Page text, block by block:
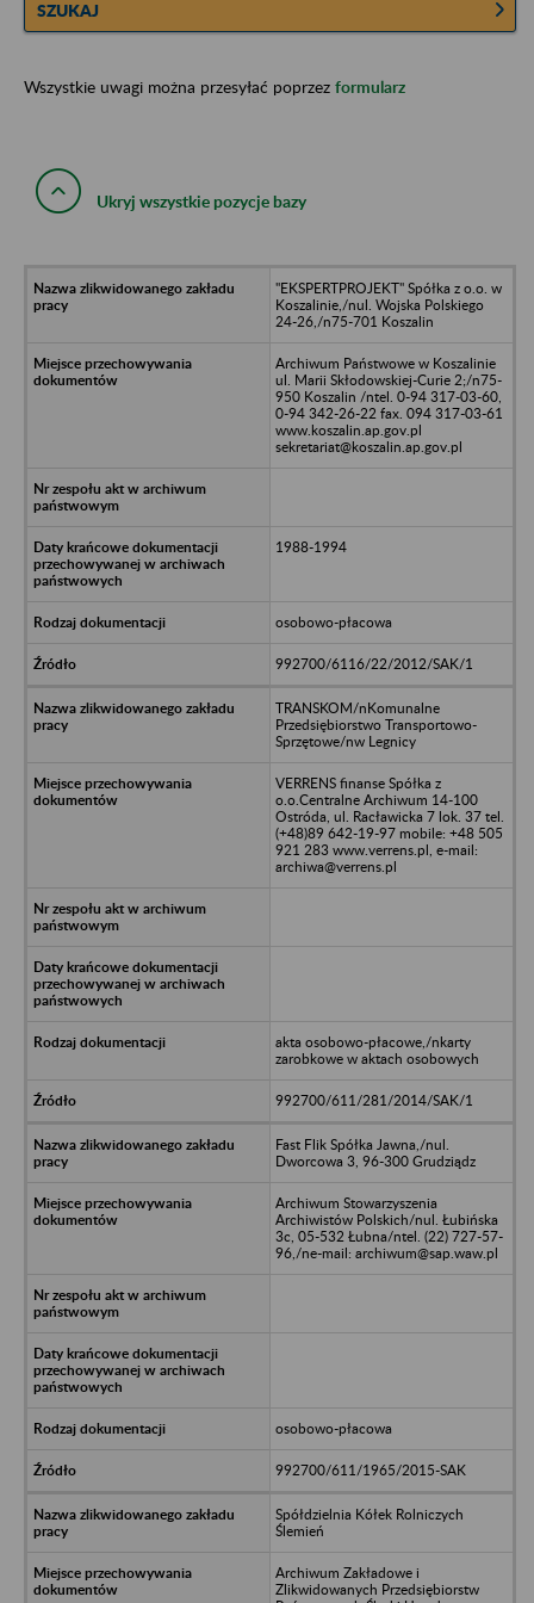
SZUKAJ
Wszystkie uwagi można przesyłać poprzez formularz
Ukryj wszystkie pozycje bazy
"EKSPERTPROJEKT" Spółka z o.o. w
Koszalinie,/nul. Wojska Polskiego
24-26,/n75-701 Koszalin
Archiwum Państwowe w Koszalinie
ul. Marii Skłodowskiej-Curie 2;/n75-
950 Koszalin /ntel. 0-94 317-03-60,
0-94 342-26-22 fax. 094 317-03-61
www.koszalin.ap.gov.pl
sekretariat@koszalin.ap.gov.pl
1988-1994
osobowo-płacowa
992700/6116/22/2012/SAK/1
TRANSKOM/nKomunalne
Przedsiębiorstwo Transportowo-
Sprzętowe/nw Legnicy
VERRENS finanse Spółka z
o.o.Centralne Archiwum 14-100
Ostróda, ul. Racławicka 7 lok. 37 tel.
(+48)89 642-19-97 mobile: +48 505
921 283 www.verrens.pl, e-mail:
archiwa@verrens.pl
akta osobowo-płacowe,/nkarty
zarobkowe w aktach osobowych
992700/611/281/2014/SAK/1
Fast Flik Spółka Jawna,/nul.
Dworcowa 3, 96-300 Grudziądz
Archiwum Stowarzyszenia
Archiwistów Polskich/nul. Łubińska
3c, 05-532 Łubna/ntel. (22) 727-57-
96,/ne-mail: archiwum@sap.waw.pl
osobowo-płacowa
992700/611/1965/2015-SAK
Spółdzielnia Kółek Rolniczych
Ślemień
Archiwum Zakładowe i
Zlikwidowanych Przedsiębiorstw